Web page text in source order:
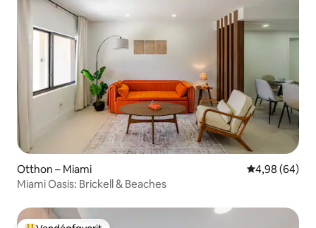
Otthon – Miami Átlagos
4,98 (64)
Miami Oasis: Brickell & Beaches